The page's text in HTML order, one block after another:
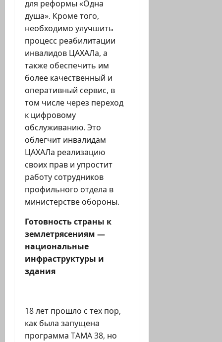
для реформы «Одна
душа». Кроме того,
необходимо улучшить
процесс реабилитации
инвалидов ЦАХАЛа, а
также обеспечить им
более качественный и
оперативный сервис, в
том числе через переход
к цифровому
обслуживанию. Это
облегчит инвалидам
ЦАХАЛа реализацию
своих прав и упростит
работу сотрудников
профильного отдела в
министерстве обороны.
Готовность страны к
землетрясениям —
национальные
инфраструктуры и
здания
18 лет прошло с тех пор,
как была запущена
программа TAMA 38, но